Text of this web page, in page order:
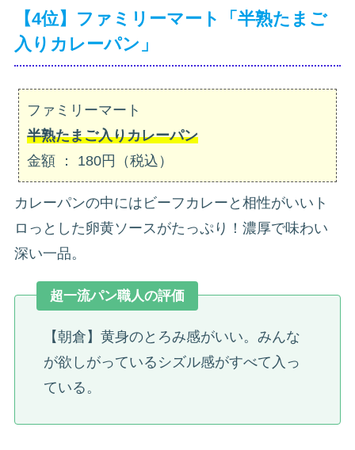
【4位】ファミリーマート「半熟たまご
入りカレーパン」
ファミリーマート
半熟たまご入りカレーパン
金額 ： 180円（税込）
カレーパンの中にはビーフカレーと相性がいいト
ロっとした卵黄ソースがたっぷり！濃厚で味わい
深い一品。
超一流パン職人の評価
【朝倉】黄身のとろみ感がいい。みんな
が欲しがっているシズル感がすべて入っ
ている。